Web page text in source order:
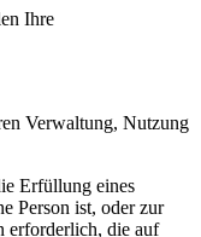
Ihre
Verwaltung, Nutzung
Erfüllung eines
Person ist, oder zur
erforderlich, die auf